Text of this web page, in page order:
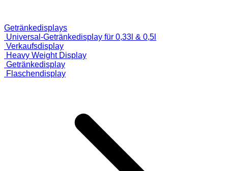
Getränkedisplays
Universal-Getränkedisplay für 0,33l & 0,5l
Verkaufsdisplay
Heavy Weight Display
Getränkedisplay
Flaschendisplay